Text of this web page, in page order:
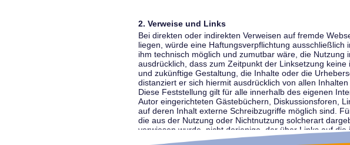
2. Verweise und Links
Bei direkten oder indirekten Verweisen auf fremde
liegen, würde eine Haftungsverpflichtung
ihm technisch möglich und zumutbar wäre, die
ausdrücklich, dass zum Zeitpunkt der Linksetzung
und zukünftige Gestaltung, die Inhalte oder die
distanziert er sich hiermit ausdrücklich von allen
Diese Feststellung gilt für alle innerhalb des eigenen
Autor eingerichteten Gästebüchern, Diskussionsforen,
auf deren Inhalt externe Schreibzugriffe möglich sind.
die aus der Nutzung oder Nichtnutzung solcherart
verwiesen wurde, nicht derjenige, der über Links auf